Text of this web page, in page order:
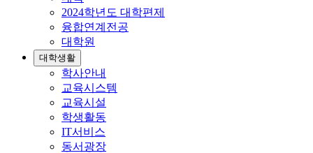
2024학년도 대학편제
융합연계전공
대학원
대학생활
학사안내
교육시스템
교육시설
학생활동
IT서비스
동서광장